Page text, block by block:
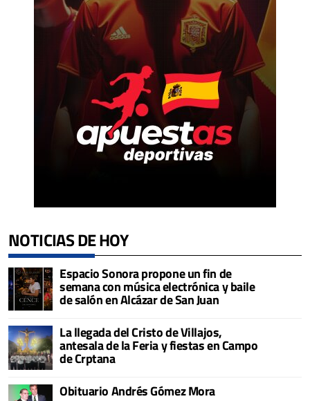
NOTICIAS DE HOY
Espacio Sonora propone un fin de
semana con música electrónica y baile
de salón en Alcázar de San Juan
La llegada del Cristo de Villajos,
antesala de la Feria y fiestas en Campo
de Crptana
Obituario Andrés Gómez Mora